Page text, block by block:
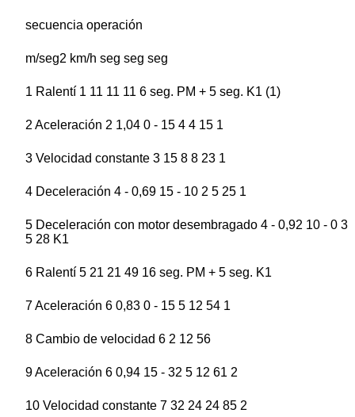
secuencia operación
m/seg2 km/h seg seg seg
1 Ralentí 1 11 11 11 6 seg. PM + 5 seg. K1 (1)
2 Aceleración 2 1,04 0 - 15 4 4 15 1
3 Velocidad constante 3 15 8 8 23 1
4 Deceleración 4 - 0,69 15 - 10 2 5 25 1
5 Deceleración con motor desembragado 4 - 0,92 10 - 0 3
5 28 K1
6 Ralentí 5 21 21 49 16 seg. PM + 5 seg. K1
7 Aceleración 6 0,83 0 - 15 5 12 54 1
8 Cambio de velocidad 6 2 12 56
9 Aceleración 6 0,94 15 - 32 5 12 61 2
10 Velocidad constante 7 32 24 24 85 2